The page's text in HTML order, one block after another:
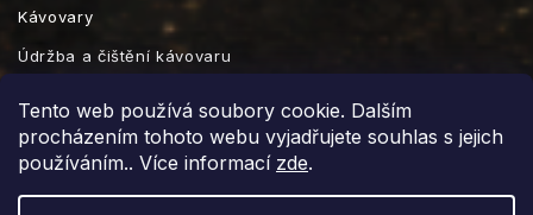
Tento web používá soubory cookie. Dalším
procházením tohoto webu vyjadřujete souhlas s jejich
používáním.. Více informací zde.
Kávovary
Údržba a čištění kávovaru